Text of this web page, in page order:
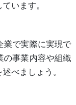
います。
業で実際に実現で
の事業内容や組織
べましょう。